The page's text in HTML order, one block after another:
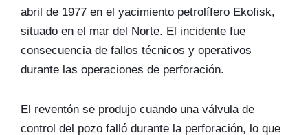
abril de 1977 en el yacimiento petrolífero Ekofisk,
situado en el mar del Norte. El incidente fue
consecuencia de fallos técnicos y operativos
durante las operaciones de perforación.
El reventón se produjo cuando una válvula de
control del pozo falló durante la perforación, lo que